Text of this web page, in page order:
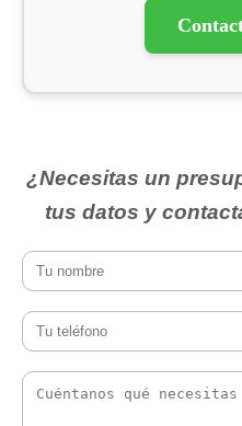
¿Necesitas un
tus datos y